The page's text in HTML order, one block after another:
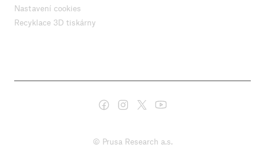
Nastavení cookies
Recyklace 3D tiskárny
© Prusa Research a.s.